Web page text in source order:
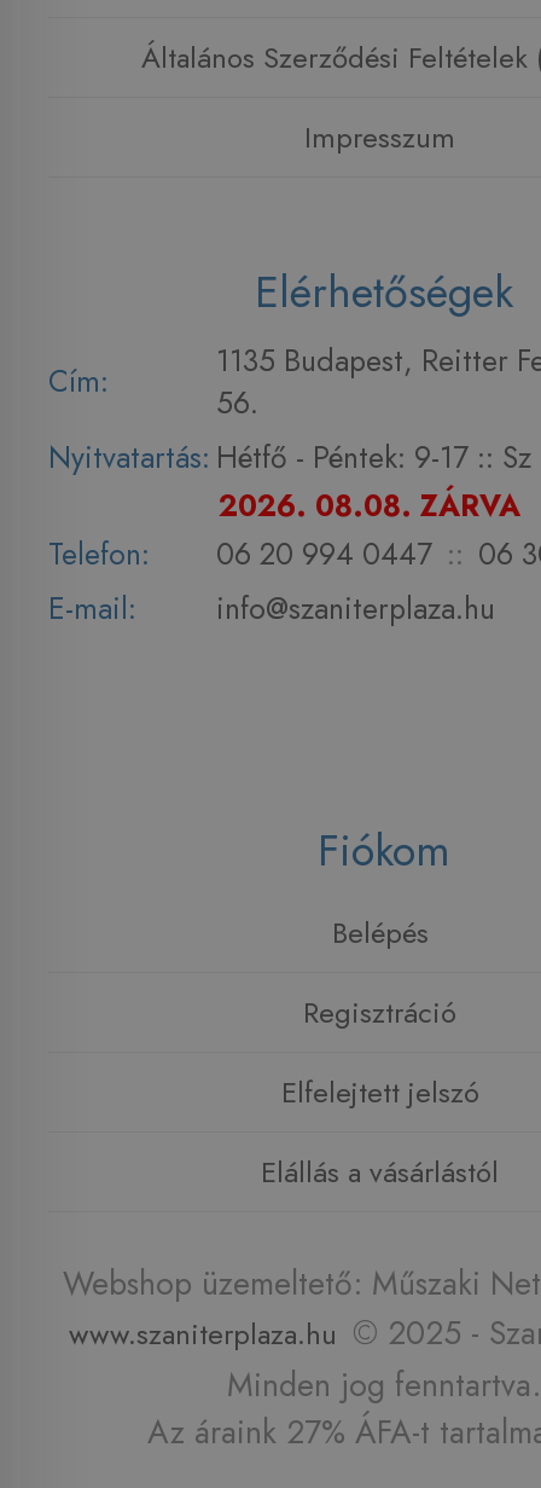
Általános Szerződési Feltételek
Impresszum
Elérhetőségek
Cím:
1135 Budapest, Reitter
56.
Nyitvatartás: Hétfő - Péntek: 9-17 :: Sz
2026. 08.08. ZÁRVA
Telefon:
06 20 994 0447 :: 06
E-mail:
info@szaniterplaza.hu
Fiókom
Belépés
Regisztráció
Elfelejtett jelszó
Elállás a vásárlástól
Webshop üzemeltető: Műszaki
www.szaniterplaza.hu © 2025 -
Minden jog fenntartva.
Az áraink 27% ÁFA-t